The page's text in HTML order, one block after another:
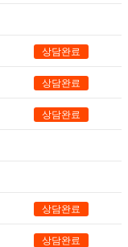
상담완료
상담완료
상담완료
상담완료
상담완료